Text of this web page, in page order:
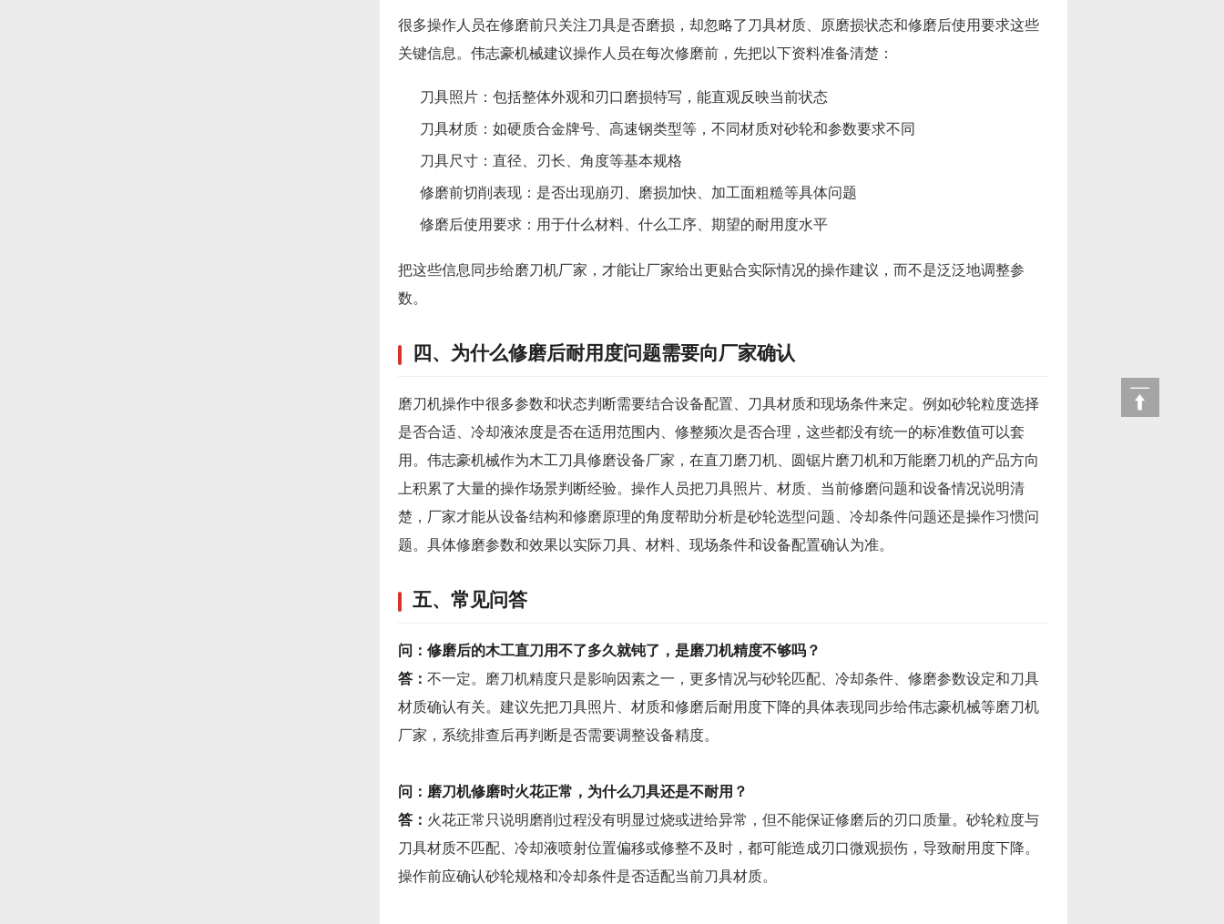
很多操作人员在修磨前只关注刀具是否磨损，却忽略了刀具材质、原磨损状态和修磨后使用要求这些
关键信息。伟志豪机械建议操作人员在每次修磨前，先把以下资料准备清楚：
刀具照片：包括整体外观和刃口磨损特写，能直观反映当前状态
刀具材质：如硬质合金牌号、高速钢类型等，不同材质对砂轮和参数要求不同
刀具尺寸：直径、刃长、角度等基本规格
修磨前切削表现：是否出现崩刃、磨损加快、加工面粗糙等具体问题
修磨后使用要求：用于什么材料、什么工序、期望的耐用度水平
把这些信息同步给磨刀机厂家，才能让厂家给出更贴合实际情况的操作建议，而不是泛泛地调整参
数。
四、为什么修磨后耐用度问题需要向厂家确认
磨刀机操作中很多参数和状态判断需要结合设备配置、刀具材质和现场条件来定。例如砂轮粒度选择
是否合适、冷却液浓度是否在适用范围内、修整频次是否合理，这些都没有统一的标准数值可以套
用。伟志豪机械作为木工刀具修磨设备厂家，在直刀磨刀机、圆锯片磨刀机和万能磨刀机的产品方向
上积累了大量的操作场景判断经验。操作人员把刀具照片、材质、当前修磨问题和设备情况说明清
楚，厂家才能从设备结构和修磨原理的角度帮助分析是砂轮选型问题、冷却条件问题还是操作习惯问
题。具体修磨参数和效果以实际刀具、材料、现场条件和设备配置确认为准。
五、常见问答
问：修磨后的木工直刀用不了多久就钝了，是磨刀机精度不够吗？
答： 不一定。磨刀机精度只是影响因素之一，更多情况与砂轮匹配、冷却条件、修磨参数设定和刀具
材质确认有关。建议先把刀具照片、材质和修磨后耐用度下降的具体表现同步给伟志豪机械等磨刀机
厂家，系统排查后再判断是否需要调整设备精度。
问：磨刀机修磨时火花正常，为什么刀具还是不耐用？
答： 火花正常只说明磨削过程没有明显过烧或进给异常，但不能保证修磨后的刃口质量。砂轮粒度与
刀具材质不匹配、冷却液喷射位置偏移或修整不及时，都可能造成刃口微观损伤，导致耐用度下降。
操作前应确认砂轮规格和冷却条件是否适配当前刀具材质。